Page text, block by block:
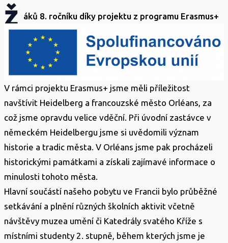
ž áků 8. ročníku díky projektu z programu Erasmus+
V rámci projektu Erasmus+ jsme měli příležitost
navštívit Heidelberg a francouzské město Orléans, za
což jsme opravdu velice vděční. Při úvodní zastávce v
německém Heidelbergu jsme si uvědomili význam
historie a tradic města. V Orléans jsme pak procházeli
historickými památkami a získali zajímavé informace o
minulosti tohoto města.
Hlavní součástí našeho pobytu ve Francii bylo průběžné
setkávání a plnění různých školních aktivit včetně
návštěvy muzea umění či Katedrály svatého Kříže s
místními studenty 2. stupně, během kterých jsme je